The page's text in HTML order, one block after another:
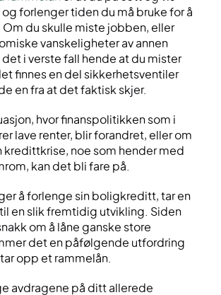
og forlenger tiden du må bruke for å
du skulle miste jobben, eller
vanskeligheter av annen
det i verste fall hende at du mister
finnes en del sikkerhetsventiler
en fra at det faktisk skjer.
hvor finanspolitikken som i
lave renter, blir forandret, eller om
kredittkrise, noe som hender med
kan det bli fare på.
å forlenge sin boligkreditt, tar en
en slik fremtidig utvikling. Siden
om å låne ganske store
det en påfølgende utfordring
opp et rammelån.
avdragene på ditt allerede